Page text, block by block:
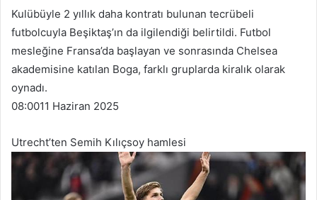
Kulübüyle 2 yıllık daha kontratı bulunan tecrübeli
futbolcuyla Beşiktaş’ın da ilgilendiği belirtildi. Futbol
mesleğine Fransa’da başlayan ve sonrasında Chelsea
akademisine katılan Boga, farklı gruplarda kiralık olarak
oynadı.
08:0011 Haziran 2025
Utrecht’ten Semih Kılıçsoy hamlesi